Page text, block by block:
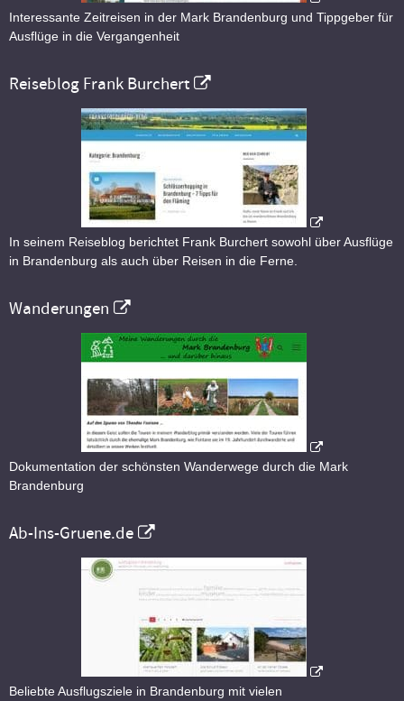
Interessante Zeitreisen in der Mark Brandenburg und Tippgeber für
Ausflüge in die Vergangenheit
Reiseblog Frank Burchert
In seinem Reiseblog berichtet Frank Burchert sowohl über Ausflüge
in Brandenburg als auch über Reisen in die Ferne.
Wanderungen
Dokumentation der schönsten Wanderwege durch die Mark
Brandenburg
Ab-Ins-Gruene.de
Beliebte Ausflugsziele in Brandenburg mit vielen